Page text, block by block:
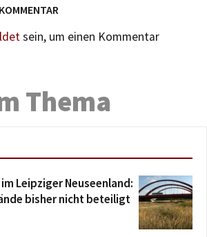
sein, um einen Kommentar
Thema
Leipziger Neuseenland:
bisher nicht beteiligt